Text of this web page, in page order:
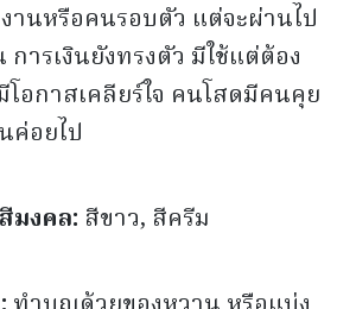
านหรือคนรอบตัว แต่จะผ่านไป
ารเงินยังทรงตัว มีใช้แต่ต้อง
อกาสเคลียร์ใจ คนโสดมีคนคุย
ค่อยไป
สีมงคล: สีขาว, สีครีม